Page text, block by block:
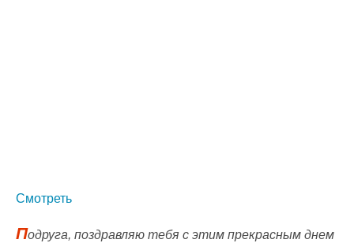
Смотреть
Подруга, поздравляю тебя с этим прекрасным днем